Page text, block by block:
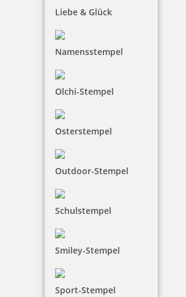
Liebe & Glück
Namensstempel
Olchi-Stempel
Osterstempel
Outdoor-Stempel
Schulstempel
Smiley-Stempel
Sport-Stempel
Motivstempel Dankeschön
Jetzt gestalten